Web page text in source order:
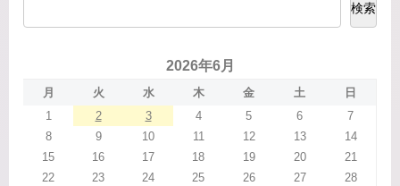
検索
2026年6月
月 火 水 木 金 土
日
1
2 3 4 5 6
7
8
9 10 11 12 13
14
15
16 17 18 19 20
21
22
23 24 25 26 27
28